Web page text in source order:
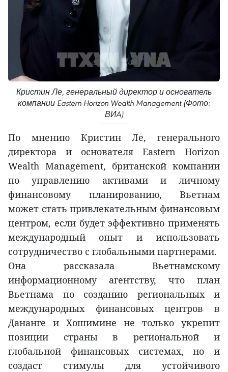
Кристин Ле, генеральный директор и основатель
компании Eastern Horizon Wealth Management (Фото:
ВИA)
По мнению Кристин Ле, генерального
директора и основателя Eastern Horizon
Wealth Management, британской компании
по управлению активами и личному
финансовому планированию, Вьетнам
может стать привлекательным финансовым
центром, если будет эффективно применять
международный опыт и использовать
сотрудничество с глобальными партнерами.
Она рассказала Вьетнамскому
информационному агентству, что план
Вьетнама по созданию региональных и
международных финансовых центров в
Дананге и Хошимине не только укрепит
позиции страны в региональной и
глобальной финансовых системах, но и
создаст стимулы для устойчивого